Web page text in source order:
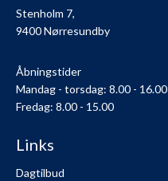
Stenholm 7,
9400 Nørresundby
Åbningstider
Mandag - torsdag: 8.00 - 16.00
Fredag: 8.00 - 15.00
Links
Dagtilbud